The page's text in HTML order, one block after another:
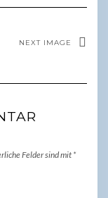
NEXT IMAGE
Felder sind mit *